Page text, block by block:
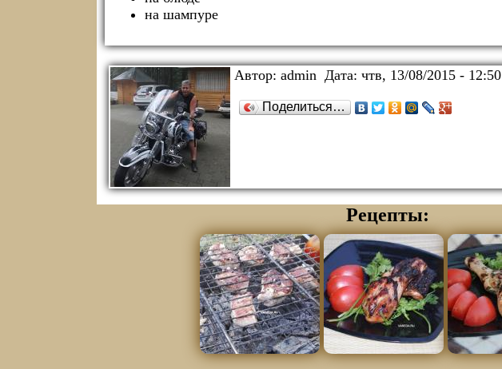
на шампуре
Автор: admin Дата: чтв, 13/08/2015 - 12:50
Поделиться…
Рецепты: